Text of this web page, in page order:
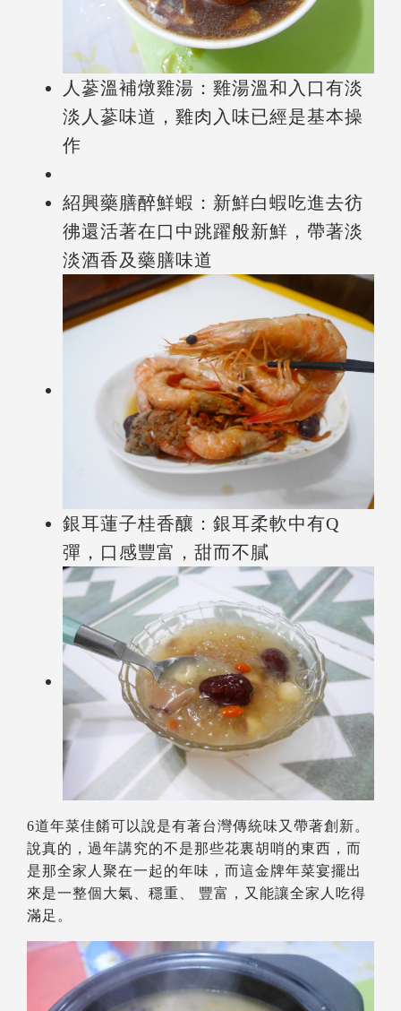
人蔘溫補燉雞湯：雞湯溫和入口有淡
淡人蔘味道，雞肉入味已經是基本操
作
紹興藥膳醉鮮蝦：新鮮白蝦吃進去彷
彿還活著在口中跳躍般新鮮，帶著淡
淡酒香及藥膳味道
銀耳蓮子桂香釀：銀耳柔軟中有Q
彈，口感豐富，甜而不膩
6道年菜佳餚可以說是有著台灣傳統味又帶著創新。
說真的，過年講究的不是那些花裏胡哨的東西，而
是那全家人聚在一起的年味，而這金牌年菜宴擺出
來是一整個大氣、穩重、 豐富，又能讓全家人吃得
滿足。